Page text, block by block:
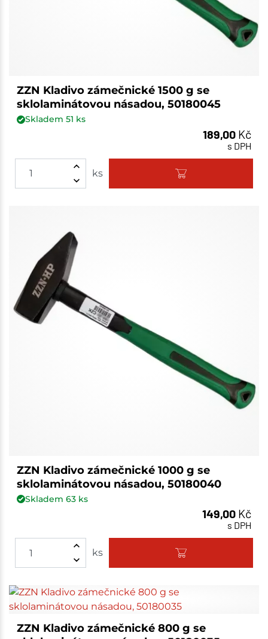
ZZN Kladivo zámečnické 1500 g se
sklolaminátovou násadou, 50180045
Skladem 51 ks
189,00 Kč
s DPH
ks
ZZN Kladivo zámečnické 1000 g se
sklolaminátovou násadou, 50180040
Skladem 63ks
149,00 Kč
s DPH
ks
ZZN Kladivo zámečnické 800 g se